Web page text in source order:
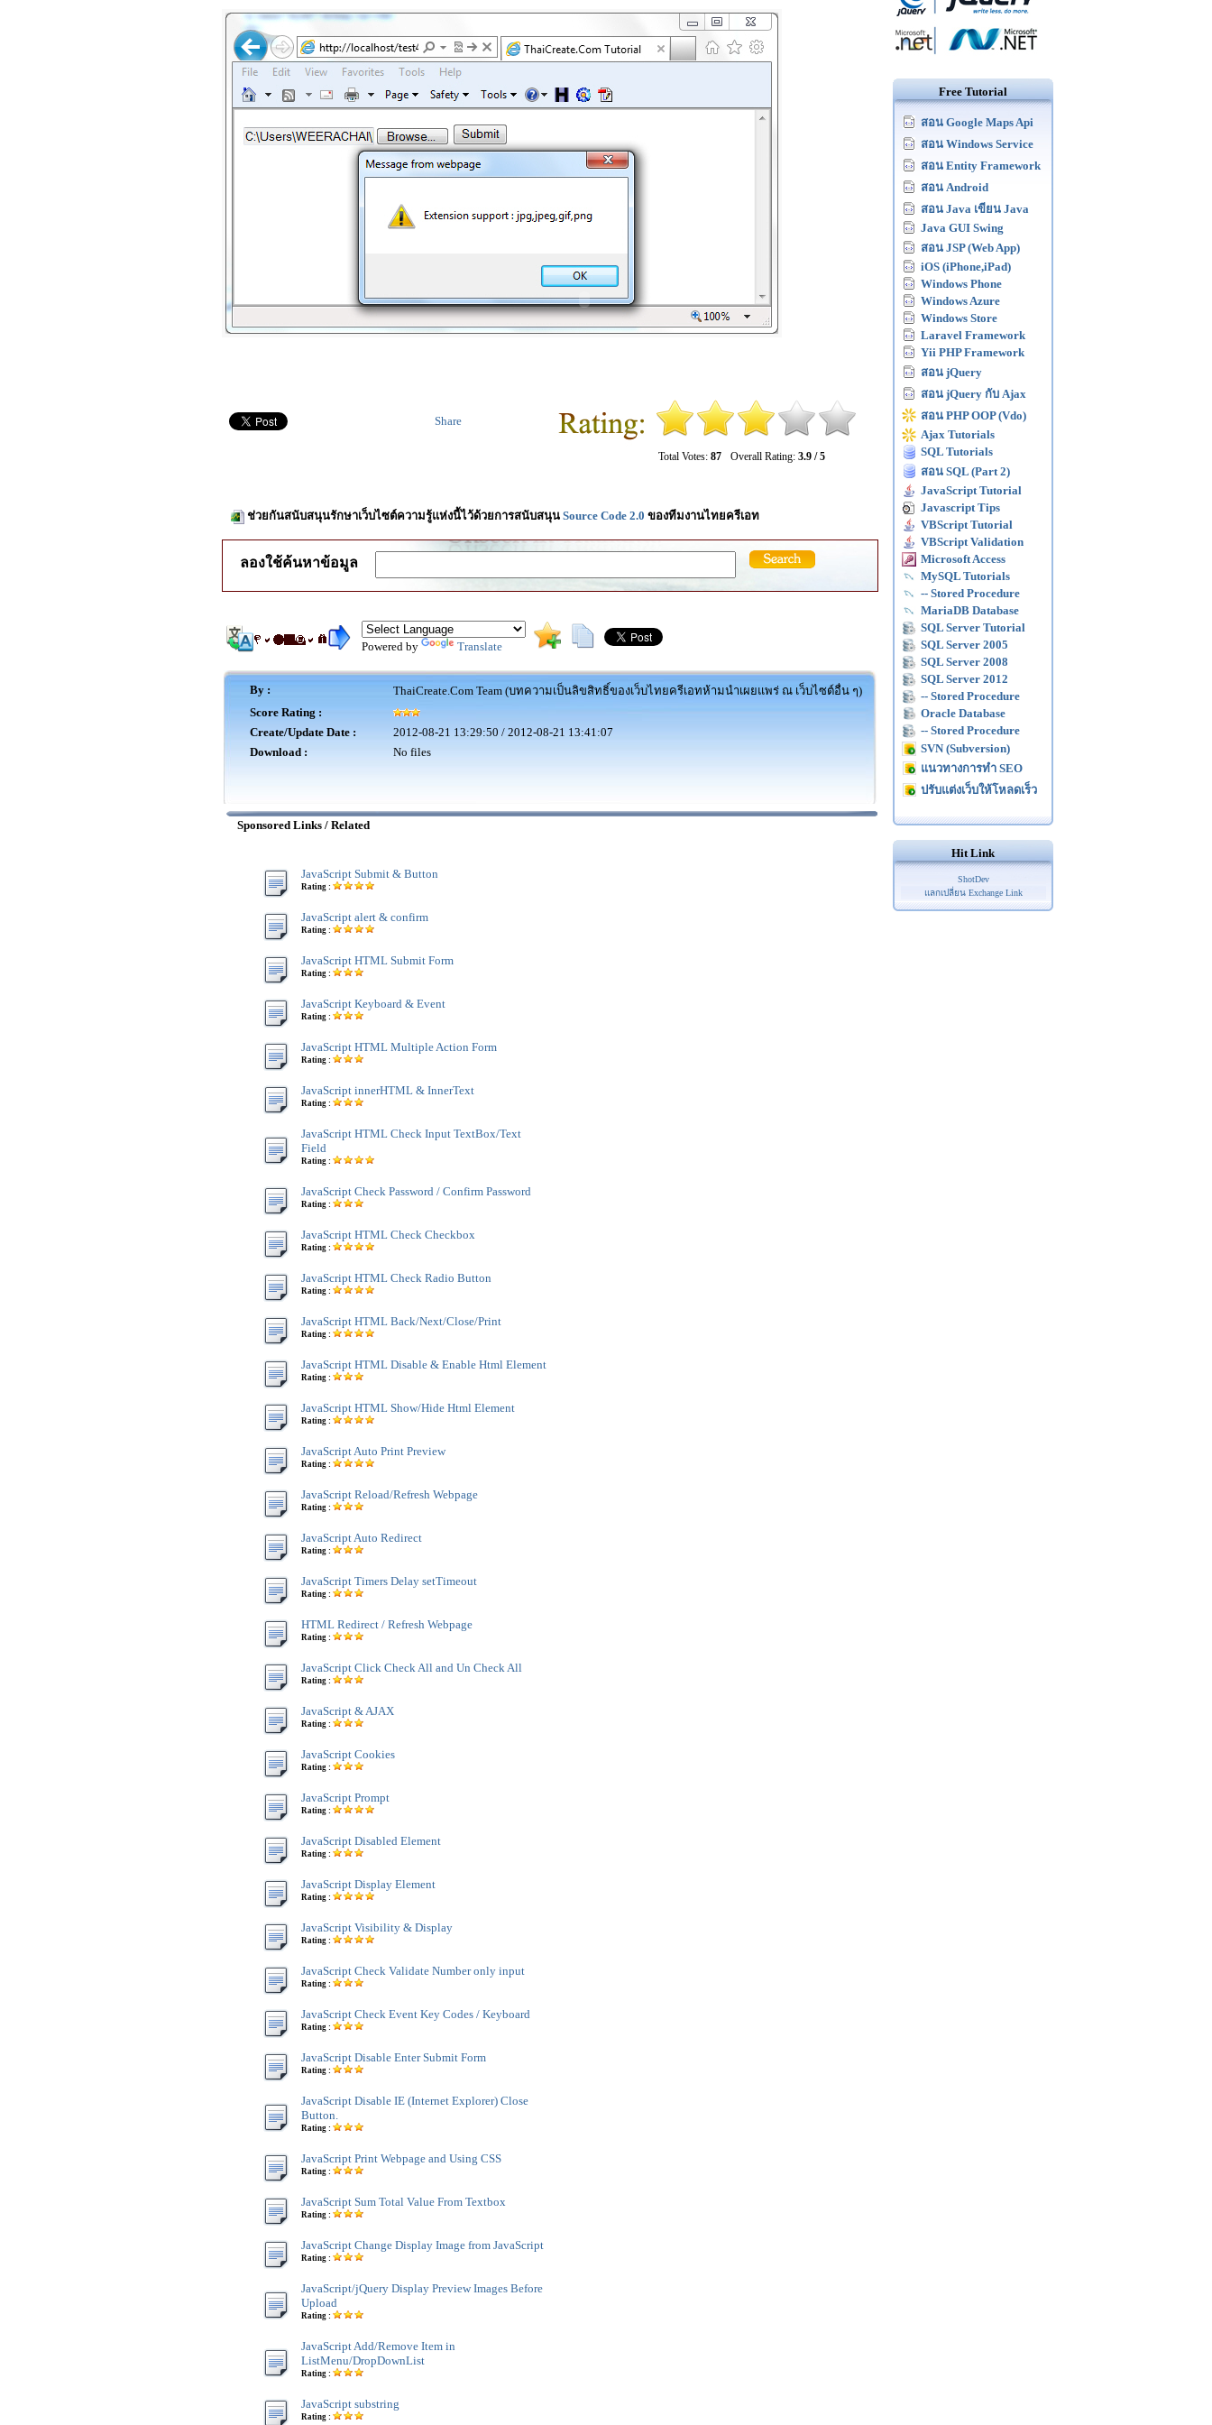
Total Votes: 87 Overall Rating: 3.9 / 5
Share
ช่วยกันสนับสนุนรักษาเว็บไซต์ความรู้แห่งนี้ไว้ด้วยการสนับสนุน Source Code 2.0 ของทีมงานไทยครีเอท
ลองใช้ค้นหาข้อมูล
Powered by Translate
By :
ThaiCreate.Com Team (บทความเป็นลิขสิทธิ์ของเว็บไทยครีเอทห้ามนำเผยแพร่ ณ เว็บไซต์อื่น ๆ)
Score Rating :
Create/Update Date :
2012-08-21 13:29:50 / 2012-08-21 13:41:07
Download :
No files
Sponsored Links / Related
JavaScript Submit & Button
Rating :
JavaScript alert & confirm
Rating :
JavaScript HTML Submit Form
Rating :
JavaScript Keyboard & Event
Rating :
JavaScript HTML Multiple Action Form
Rating :
JavaScript innerHTML & InnerText
Rating :
JavaScript HTML Check Input TextBox/Text
Field
Rating :
JavaScript Check Password / Confirm Password
Rating :
JavaScript HTML Check Checkbox
Rating :
JavaScript HTML Check Radio Button
Rating :
JavaScript HTML Back/Next/Close/Print
Rating :
JavaScript HTML Disable & Enable Html Element
Rating :
JavaScript HTML Show/Hide Html Element
Rating :
JavaScript Auto Print Preview
Rating :
JavaScript Reload/Refresh Webpage
Rating :
JavaScript Auto Redirect
Rating :
JavaScript Timers Delay setTimeout
Rating :
HTML Redirect / Refresh Webpage
Rating :
JavaScript Click Check All and Un Check All
Rating :
JavaScript & AJAX
Rating :
JavaScript Cookies
Rating :
JavaScript Prompt
Rating :
JavaScript Disabled Element
Rating :
JavaScript Display Element
Rating :
JavaScript Visibility & Display
Rating :
JavaScript Check Validate Number only input
Rating :
JavaScript Check Event Key Codes / Keyboard
Rating :
JavaScript Disable Enter Submit Form
Rating :
JavaScript Disable IE (Internet Explorer) Close
Button.
Rating :
JavaScript Print Webpage and Using CSS
Rating :
JavaScript Sum Total Value From Textbox
Rating :
JavaScript Change Display Image from JavaScript
Rating :
JavaScript/jQuery Display Preview Images Before
Upload
Rating :
JavaScript Add/Remove Item in
ListMenu/DropDownList
Rating :
JavaScript substring
Rating :
Free Tutorial
สอน Google Maps Api
สอน Windows Service
สอน Entity Framework
สอน Android
สอน Java เขียน Java
Java GUI Swing
สอน JSP (Web App)
iOS (iPhone,iPad)
Windows Phone
Windows Azure
Windows Store
Laravel Framework
Yii PHP Framework
สอน jQuery
สอน jQuery กับ Ajax
สอน PHP OOP (Vdo)
Ajax Tutorials
SQL Tutorials
สอน SQL (Part 2)
JavaScript Tutorial
Javascript Tips
VBScript Tutorial
VBScript Validation
Microsoft Access
MySQL Tutorials
-- Stored Procedure
MariaDB Database
SQL Server Tutorial
SQL Server 2005
SQL Server 2008
SQL Server 2012
-- Stored Procedure
Oracle Database
-- Stored Procedure
SVN (Subversion)
แนวทางการทำ SEO
ปรับแต่งเว็บให้โหลดเร็ว
Hit Link
ShotDev
แลกเปลี่ยน Exchange Link